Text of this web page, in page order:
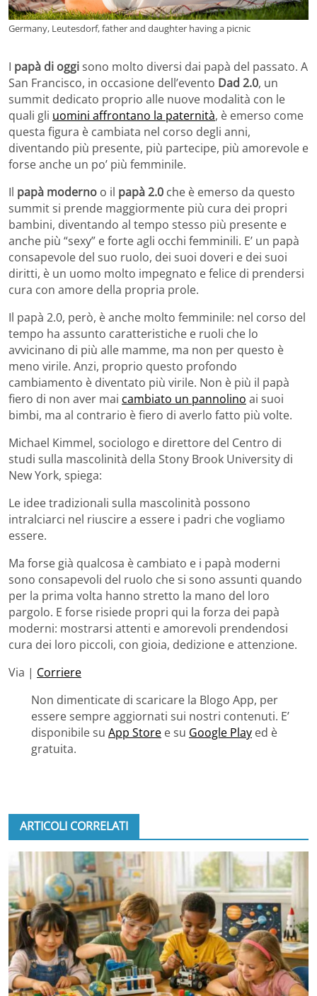
Germany, Leutesdorf, father and daughter having a picnic
I papà di oggisono molto diversi dai papà del passato. A
San Francisco, in occasione dell’evento Dad 2.0, un
summit dedicato proprio alle nuove modalità con le
quali gli uomini affrontano la paternità, è emerso come
questa figura è cambiata nel corso degli anni,
diventando più presente, più partecipe, più amorevole e
forse anche un po’ più femminile.
Il papà moderno o il papà 2.0 che è emerso da questo
summit si prende maggiormente più cura dei propri
bambini, diventando al tempo stesso più presente e
anche più “sexy” e forte agli occhi femminili. E’ un papà
consapevole del suo ruolo, dei suoi doveri e dei suoi
diritti, è un uomo molto impegnato e felice di prendersi
cura con amore della propria prole.
Il papà 2.0, però, è anche molto femminile: nel corso del
tempo ha assunto caratteristiche e ruoli che lo
avvicinano di più alle mamme, ma non per questo è
meno virile. Anzi, proprio questo profondo
cambiamento è diventato più virile. Non è più il papà
fiero di non aver mai cambiato un pannolino ai suoi
bimbi, ma al contrario è fiero di averlo fatto più volte.
Michael Kimmel, sociologo e direttore del Centro di
studi sulla mascolinità della Stony Brook University di
New York, spiega:
Le idee tradizionali sulla mascolinità possono
intralciarci nel riuscire a essere i padri che vogliamo
essere.
Ma forse già qualcosa è cambiato e i papà moderni
sono consapevoli del ruolo che si sono assunti quando
per la prima volta hanno stretto la mano del loro
pargolo. E forse risiede propri qui la forza dei papà
moderni: mostrarsi attenti e amorevoli prendendosi
cura dei loro piccoli, con gioia, dedizione e attenzione.
Via | Corriere
Non dimenticate di scaricare la Blogo App, per
essere sempre aggiornati sui nostri contenuti. E’
disponibile su App Store e su Google Play ed è
gratuita.
ARTICOLI CORRELATI